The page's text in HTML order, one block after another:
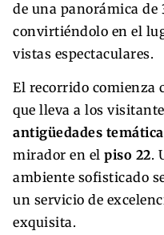
de una panorámica de
convirtiéndolo en el
vistas espectaculares.
El recorrido comienza
que lleva a los
antigüedades
mirador en el piso 22.
ambiente sofisticado
un servicio de
exquisita.